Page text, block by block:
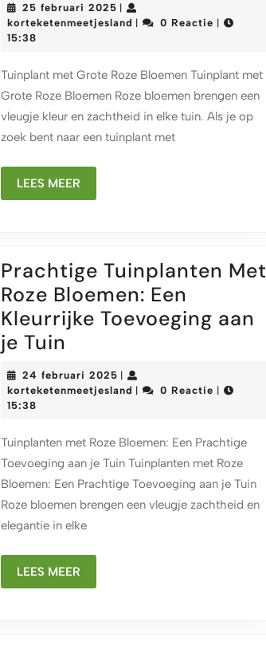
met
Roze
Bloemen
voor
25 februari 2025 25
februari
korteketenmeetjesland korteketenmeetjesland
0 Reactie
15:38
Tuinplant met Grote Roze Bloemen Tuinplant met
Grote Roze Bloemen Roze bloemen brengen een
vleugje kleur en zachtheid in elke tuin. Als je op
zoek bent naar een tuinplant met
LEES MEER
MEER
Prachtige Tuinplanten Met
Roze Bloemen: Een
Kleurrijke Toevoeging aan
je Tuin
Tuinplanten
Met
Bloemen:
Een
Kleurrijke
Toevoeging
aan
je
Tuin
24 februari 2025 24
februari
korteketenmeetjesland korteketenmeetjesland
0 Reactie
15:38
Tuinplanten met Roze Bloemen: Een Prachtige
Toevoeging aan je Tuin Tuinplanten met Roze
Bloemen: Een Prachtige Toevoeging aan je Tuin
Roze bloemen brengen een vleugje zachtheid en
elegantie in elke
LEES MEER
MEER